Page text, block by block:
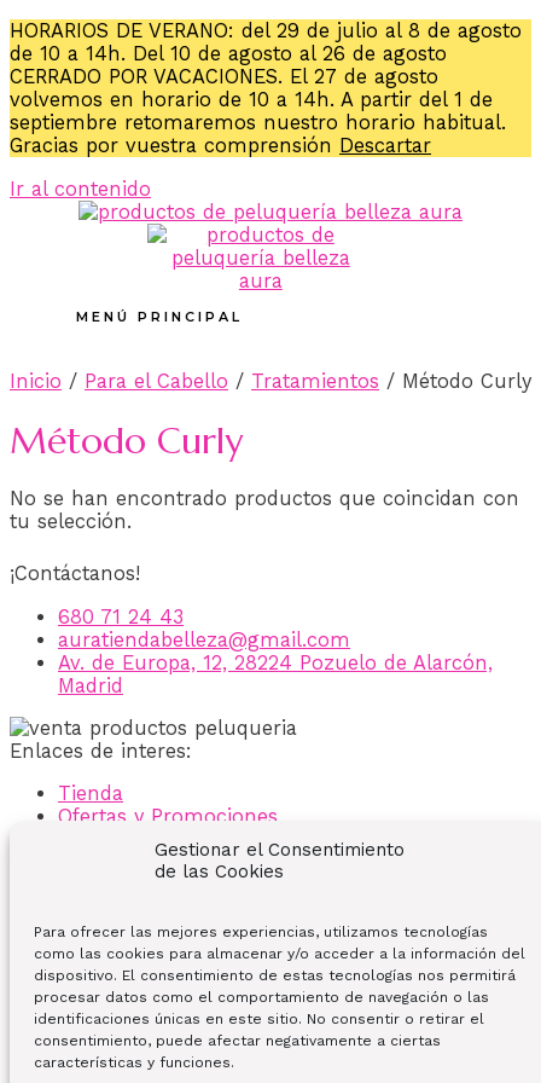
Gestionar el Consentimiento
de las Cookies
Para ofrecer las mejores experiencias, utilizamos tecnologías
como las cookies para almacenar y/o acceder a la información del
dispositivo. El consentimiento de estas tecnologías nos permitirá
procesar datos como el comportamiento de navegación o las
identificaciones únicas en este sitio. No consentir o retirar el
consentimiento, puede afectar negativamente a ciertas
características y funciones.
HORARIOS DE VERANO: del 29 de julio al 8 de agosto
de 10 a 14h. Del 10 de agosto al 26 de agosto
CERRADO POR VACACIONES. El 27 de agosto
volvemos en horario de 10 a 14h. A partir del 1 de
septiembre retomaremos nuestro horario habitual.
Gracias por vuestra comprensión Descartar
Ir al contenido
MENÚ PRINCIPAL
Inicio / Para el Cabello / Tratamientos / Método Curly
Método Curly
No se han encontrado productos que coincidan con
tu selección.
¡Contáctanos!
680 71 24 43
auratiendabelleza@gmail.com
Av. de Europa, 12, 28224 Pozuelo de Alarcón,
Madrid
Enlaces de interes:
Tienda
Ofertas y Promociones
Sobre nosotros
Carrito
Condiciones Generales
Política de Privacidad
Política de Cookies
Aviso Legal
Instagram Facebook-f Tiktok